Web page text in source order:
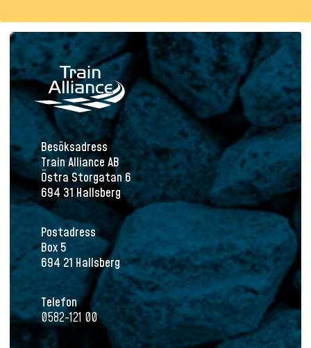
Besöksadress
Train Alliance AB
Östra Storgatan 6
694 31 Hallsberg
Postadress
Box 5
694 21 Hallsberg
Telefon
0582-121 00